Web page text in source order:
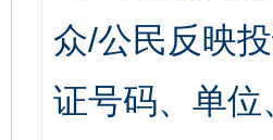
众/公民反映
证号码、单